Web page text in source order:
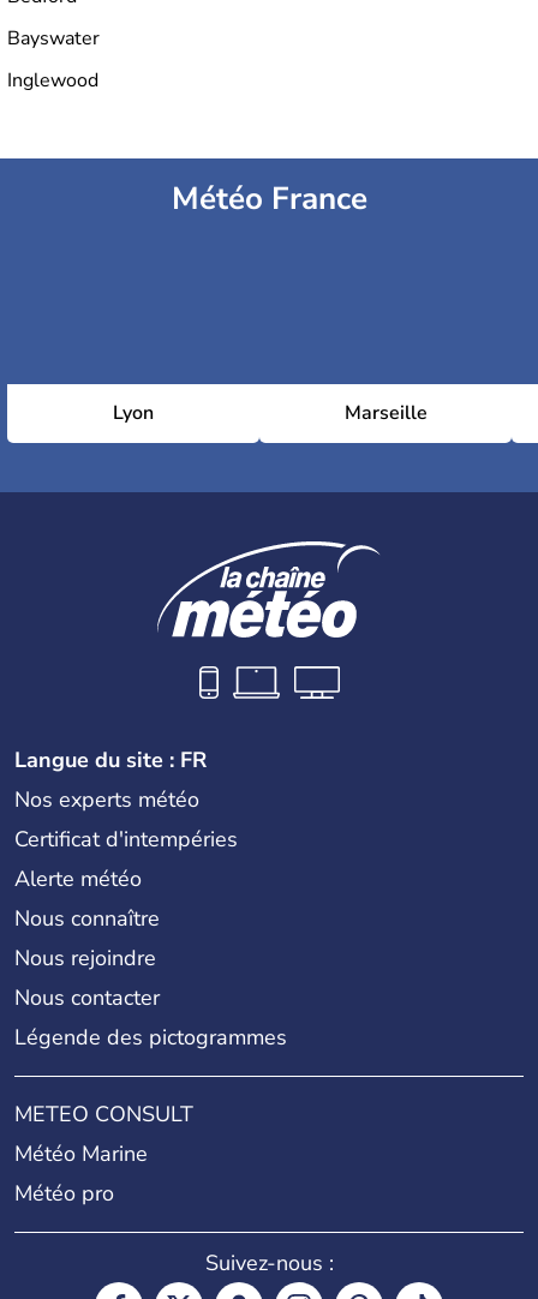
Bayswater
Inglewood
Météo France
Lyon Marseille
Langue du site : FR
Nos experts météo
Certificat d'intempéries
Alerte météo
Nous connaître
Nous rejoindre
Nous contacter
Légende des pictogrammes
METEO CONSULT
Météo Marine
Météo pro
Suivez-nous :